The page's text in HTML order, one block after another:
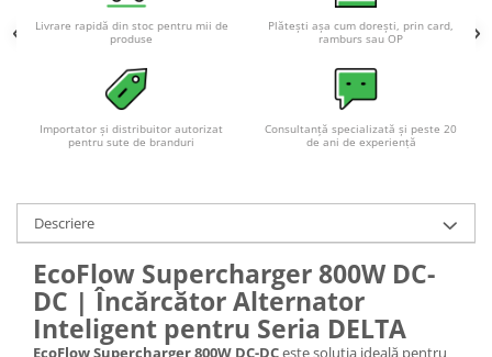
Acumulatori Moto, ATV
Li-Ion
SLA AGM (Sealed Lead Acid)
Tractiune
Marine & Caravan
APC
Pachete acumulatori VRLA
Sisteme de management (BMS)
Livrare rapidă din stoc pentru mii de
produse
Plătești așa cum dorești, prin card,
ramburs sau OP
Importator și distribuitor autorizat
pentru sute de branduri
Consultanță specializată și peste 20
de ani de experiență
Descriere
EcoFlow Supercharger 800W DC-
DC | Încărcător Alternator
Inteligent pentru Seria DELTA
EcoFlow Supercharger 800W DC-DCeste soluția ideală pentru